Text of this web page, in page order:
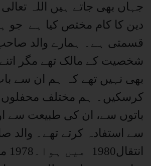
جہاں بھی جاتے ہیں اللہ
دین کا کام مختص کیا ہے
قسمتی ہے۔ ہمارے والد
شخصیت کے مالک تھے مگر
بھی نہیں تھے کہ ہم ان سے
کرسکیں۔ ہم مختلف
باتوں سے، ان کی طبیعت سے
سے استفادہ کرتے تھے۔ والد